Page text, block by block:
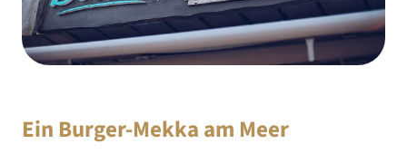
Ein Burger-Mekka am Meer